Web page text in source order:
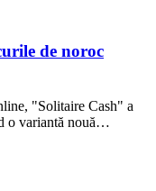
de noroc
"Solitaire Cash" a
o variantă nouă…